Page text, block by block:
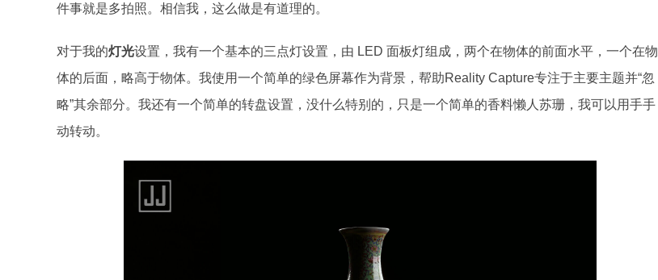
件事就是多拍照。相信我，这么做是有道理的。
对于我的灯光设置，我有一个基本的三点灯设置，由 LED 面板灯组成，两个在物体的前面水平，一个在物
体的后面，略高于物体。我使用一个简单的绿色屏幕作为背景，帮助Reality Capture专注于主要主题并“忽
略”其余部分。我还有一个简单的转盘设置，没什么特别的，只是一个简单的香料懒人苏珊，我可以用手手
动转动。